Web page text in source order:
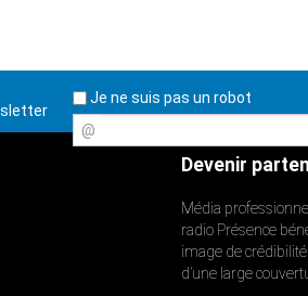
Je ne suis pas un robot
@
Devenir
Média
radio Présence
image de
d’une large